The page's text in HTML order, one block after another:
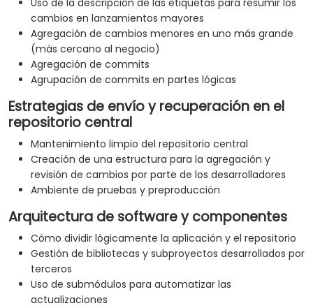
Uso de la descripción de las etiquetas para resumir los
cambios en lanzamientos mayores
Agregación de cambios menores en uno más grande
(más cercano al negocio)
Agregación de commits
Agrupación de commits en partes lógicas
Estrategias de envío y recuperación en el
repositorio central
Mantenimiento limpio del repositorio central
Creación de una estructura para la agregación y
revisión de cambios por parte de los desarrolladores
Ambiente de pruebas y preproducción
Arquitectura de software y componentes
Cómo dividir lógicamente la aplicación y el repositorio
Gestión de bibliotecas y subproyectos desarrollados por
terceros
Uso de submódulos para automatizar las
actualizaciones